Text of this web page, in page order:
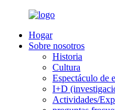
Hogar
Sobre nosotros
Historia
Cultura
Espectáculo de
I+D
Actividades/